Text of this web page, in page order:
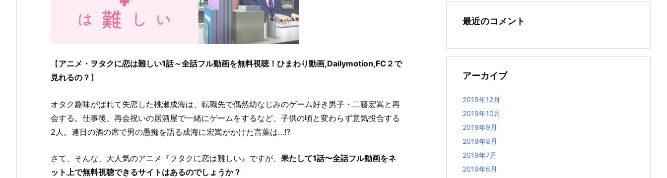
【アニメ・ヲタクに恋は難しい1話～全話フル動画を無料視聴！ひまわり動画,Dailymotion,FC２で
見れるの？ 】
オタク趣味がばれて失恋した桃瀬成海は、転職先で偶然幼なじみのゲーム好き男子・二藤宏嵩と再
会する。仕事後、再会祝いの居酒屋で一緒にゲームをするなど、子供の頃と変わらず意気投合する
2人。連日の酒の席で男の愚痴を語る成海に宏嵩がかけた言葉は…!?
さて、そんな、大人気のアニメ『ヲタクに恋は難しい』ですが、 果たして1話〜全話フル動画をネ
ット上で無料視聴できるサイトはあるのでしょうか？
最近のコメント
アーカイブ
2019年12月
2019年10月
2019年9月
2019年8月
2019年7月
2019年6月